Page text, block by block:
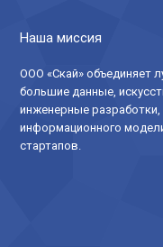
Наша миссия
ООО «Скай» объединяет
большие данные,
инженерные разработки,
информационного
стартапов.